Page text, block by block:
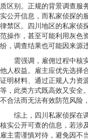
质区别。正规的背景调查服
实公开信息，而私家侦探的
律禁区。四川地区的私家侦
范操作，甚至可能利用灰色
纷，调查结果也可能因来源
需强调，雇佣过程中核
他人权益。雇主应优先选择
证明材料、通过正规人力资
等，此类方式既高效又安全
不合法而无法有效防范风险
综上，四川私家侦探在
核实公开可查的信息，若涉
雇主需谨慎对待，避免因不